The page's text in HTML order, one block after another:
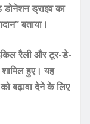
डोनेशन ड्राइव का
बताया।
रैली और टूर-डे-
हुए। यह
बढ़ावा देने के लिए